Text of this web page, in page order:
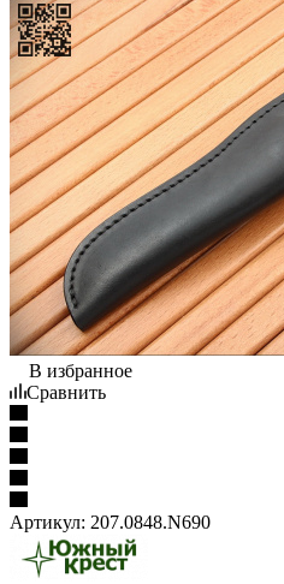
В избранное
Сравнить
Артикул: 207.0848.N690